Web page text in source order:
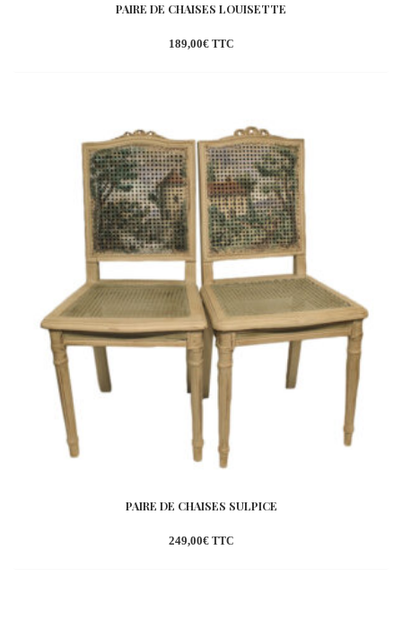
PAIRE DE CHAISES LOUISETTE
189,00€ TTC
wishlist
PAIRE DE CHAISES SULPICE
249,00€ TTC